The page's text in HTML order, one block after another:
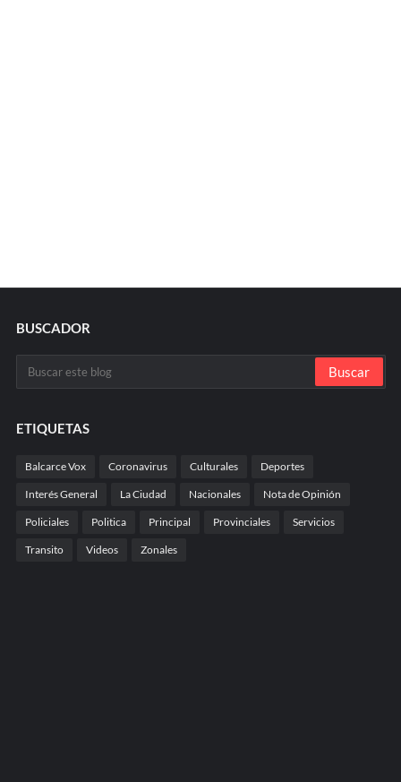
BUSCADOR
ETIQUETAS
Balcarce Vox Coronavirus Culturales Deportes
Interés General La Ciudad Nacionales Nota de Opinión
Policiales Politica Principal Provinciales Servicios
Transito Videos Zonales